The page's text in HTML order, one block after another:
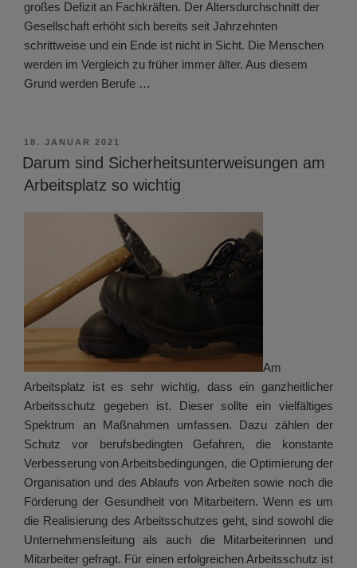
großes Defizit an Fachkräften. Der Altersdurchschnitt der
Gesellschaft erhöht sich bereits seit Jahrzehnten
schrittweise und ein Ende ist nicht in Sicht. Die Menschen
werden im Vergleich zu früher immer älter. Aus diesem
Grund werden Berufe …
VERÖFFENTLICHT
AM
18. JANUAR 2021
Darum sind Sicherheitsunterweisungen am
Arbeitsplatz so wichtig
Am
Arbeitsplatz ist es sehr wichtig, dass ein ganzheitlicher
Arbeitsschutz gegeben ist. Dieser sollte ein vielfältiges
Spektrum an Maßnahmen umfassen. Dazu zählen der
Schutz vor berufsbedingten Gefahren, die konstante
Verbesserung von Arbeitsbedingungen, die Optimierung der
Organisation und des Ablaufs von Arbeiten sowie noch die
Förderung der Gesundheit von Mitarbeitern. Wenn es um
die Realisierung des Arbeitsschutzes geht, sind sowohl die
Unternehmensleitung als auch die Mitarbeiterinnen und
Mitarbeiter gefragt. Für einen erfolgreichen Arbeitsschutz ist